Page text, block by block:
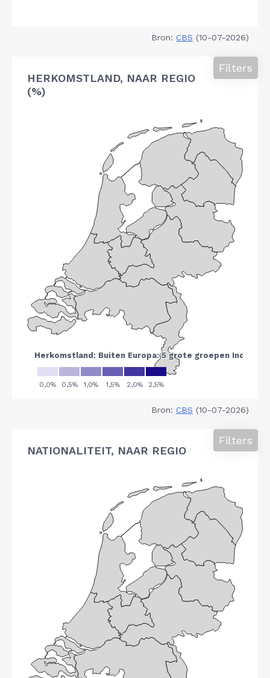
Bron: CBS (10-07-2026)
HERKOMSTLAND, NAAR REGIO
(%)
Filters
Bron: CBS (10-07-2026)
NATIONALITEIT, NAAR REGIO
Filters